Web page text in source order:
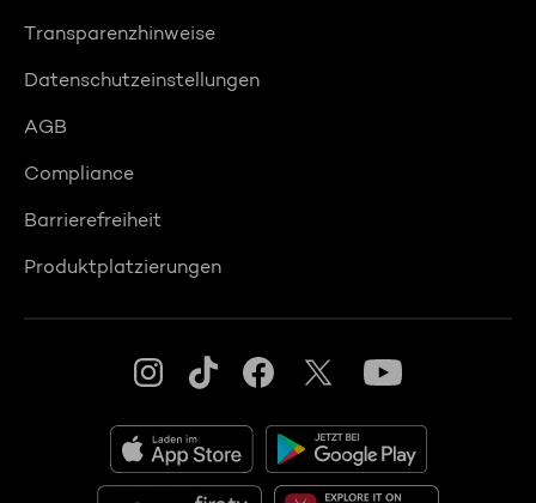
Transparenzhinweise
Datenschutzeinstellungen
AGB
Compliance
Barrierefreiheit
Produktplatzierungen